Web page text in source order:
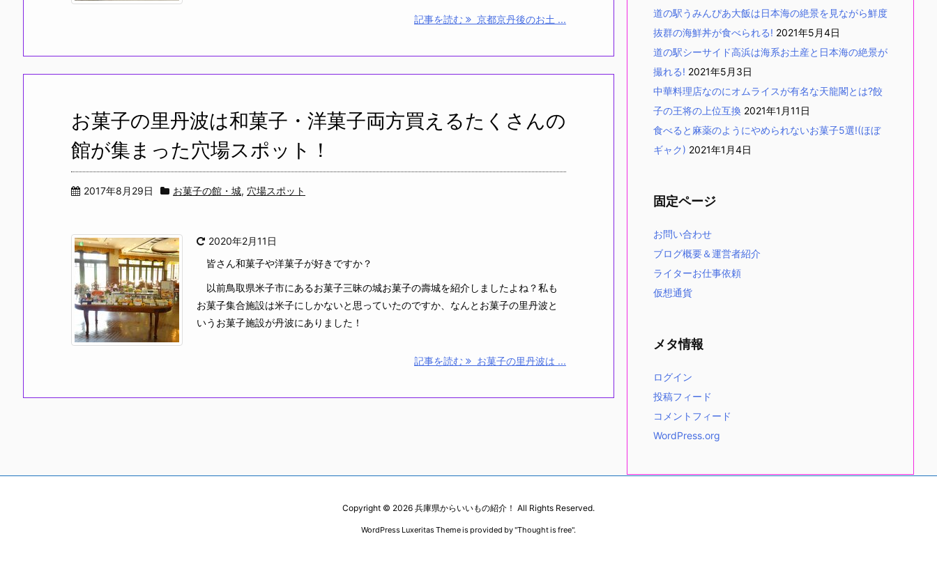
記事を読む 京都京丹後のお土 ...
お菓子の里丹波は和菓子・洋菓子両方買えるたくさんの
館が集まった穴場スポット！
2017年8月29日 お菓子の館・城, 穴場スポット
2020年2月11日
皆さん和菓子や洋菓子が好きですか？
以前鳥取県米子市にあるお菓子三昧の城お菓子の壽城を紹介しましたよね？私も
お菓子集合施設は米子にしかないと思っていたのですか、なんとお菓子の里丹波と
いうお菓子施設が丹波にありました！
記事を読む お菓子の里丹波は ...
道の駅うみんぴあ大飯は日本海の絶景を見ながら鮮度
抜群の海鮮丼が食べられる! 2021年5月4日
道の駅シーサイド高浜は海系お土産と日本海の絶景が
撮れる! 2021年5月3日
中華料理店なのにオムライスが有名な天龍閣とは?餃
子の王将の上位互換 2021年1月11日
食べると麻薬のようにやめられないお菓子5選!(ほぼ
ギャク) 2021年1月4日
固定ページ
お問い合わせ
ブログ概要＆運営者紹介
ライターお仕事依頼
仮想通貨
メタ情報
ログイン
投稿フィード
コメントフィード
WordPress.org
Copyright © 2026 兵庫県からいいもの紹介！ All Rights Reserved.
WordPress Luxeritas Theme is provided by "Thought is free".